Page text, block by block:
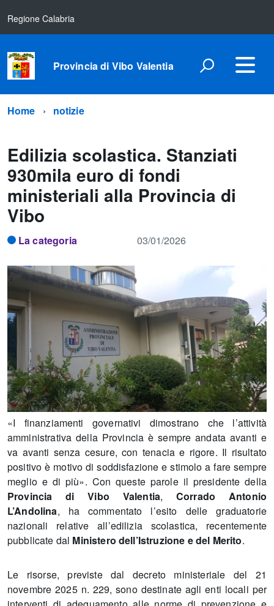
Regione Calabria
Provincia di Vibo Valentia
Home notizie
Edilizia scolastica. Stanziati
930mila euro di fondi
ministeriali alla Provincia di
Vibo
La categoria 03/01/2026
«I finanziamenti governativi dimostrano che l’attività
amministrativa della Provincia è sempre andata avanti e
va avanti senza cesure, con tenacia e rigore. Il risultato
positivo è motivo di soddisfazione e stimolo a fare sempre
meglio e di più». Con queste parole il presidente della
Provincia di Vibo Valentia, Corrado Antonio
L’Andolina, ha commentato l’esito delle graduatorie
nazionali relative all’edilizia scolastica, recentemente
pubblicate dal Ministero dell’Istruzione e del Merito.
Le risorse, previste dal decreto ministeriale del 21
novembre 2025 n. 229, sono destinate agli enti locali per